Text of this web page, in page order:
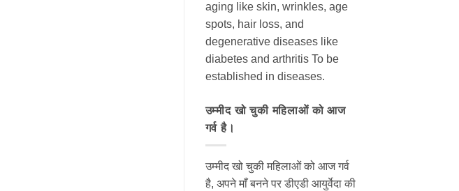
aging like skin, wrinkles, age
spots, hair loss, and
degenerative diseases like
diabetes and arthritis To be
established in diseases.
उम्मीद खो चुकी महिलाओं को आज
गर्व है।
उम्मीद खो चुकी महिलाओं को आज गर्व
है, अपने माँ बनने पर डीएडी आयुर्वेदा की